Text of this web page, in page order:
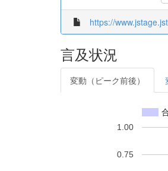
https://
言及状況
変動（ピーク前後）
0.75
1.00